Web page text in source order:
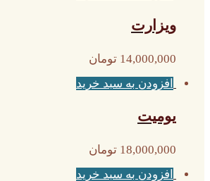
ویزارت
14,000,000 تومان
افزودن به سبد خرید
یومیت
18,000,000 تومان
افزودن به سبد خرید